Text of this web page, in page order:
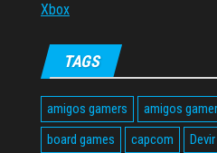
Xbox
TAGS
amigos gamers amigos
board games
capcom